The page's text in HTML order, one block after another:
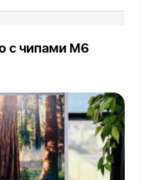
с чипами M6